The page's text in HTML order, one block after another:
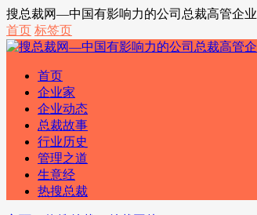
搜总裁网—中国有影响力的公司总裁高管企
首页 标签页
首页
企业家
企业动态
总裁故事
行业历史
管理之道
生意经
热搜总裁